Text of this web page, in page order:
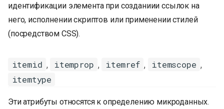
идентификации элемента при созданиии ссылок на
него, исполнении скриптов или применении стилей
(посредством CSS).
itemid , itemprop , itemref , itemscope ,
itemtype
Эти атрибуты относятся к определению микроданных.